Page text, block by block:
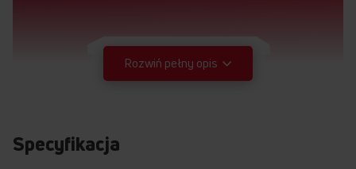
Rozwiń pełny opis
Specyfikacja